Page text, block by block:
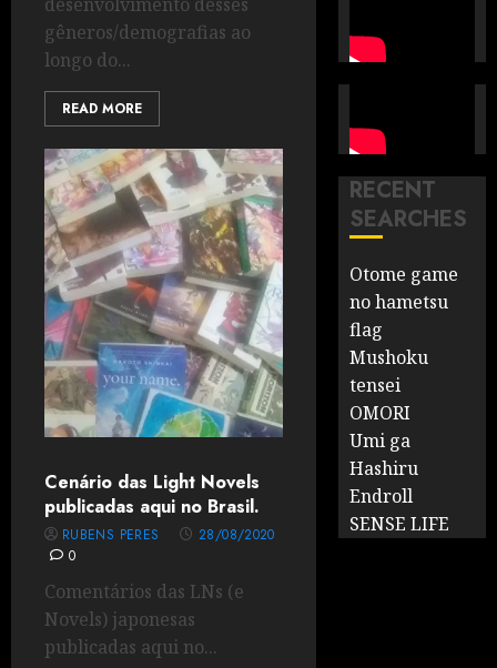
gêneros/demografias ao
longo do...
READ MORE
Cenário das Light Novels
publicadas aqui no Brasil.
RUBENS PERES
28/08/2020
0
Comentários das LNs (e
Novels) japonesas
publicadas aqui no...
RECENT
SEARCHES
Otome game
no hametsu
flag
Mushoku
tensei
OMORI
Umi ga
Hashiru
Endroll
SENSE LIFE